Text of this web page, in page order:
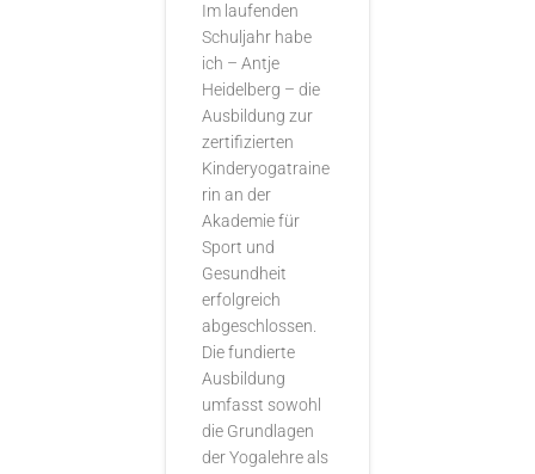
Im laufenden
Schuljahr habe
ich – Antje
Heidelberg – die
Ausbildung zur
zertifizierten
Kinderyogatraine
rin an der
Akademie für
Sport und
Gesundheit
erfolgreich
abgeschlossen.
Die fundierte
Ausbildung
umfasst sowohl
die Grundlagen
der Yogalehre als